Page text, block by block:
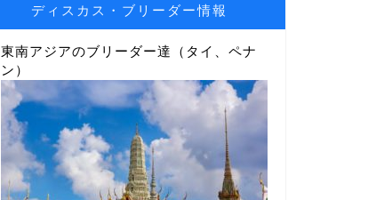
ディスカス・ブリーダー情報
東南アジアのブリーダー達（タイ、ペナ
ン）